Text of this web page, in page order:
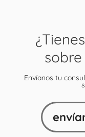
Envíanos tu